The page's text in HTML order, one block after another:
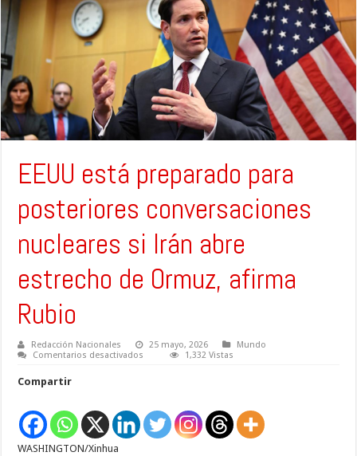
EEUU está preparado para
posteriores conversaciones
nucleares si Irán abre
estrecho de Ormuz, afirma
Rubio
Redacción Nacionales 25 mayo, 2026
Mundo
Comentarios desactivados
conversaciones
nucleares
si
1,332 Vistas
Compartir
WASHINGTON/Xinhua